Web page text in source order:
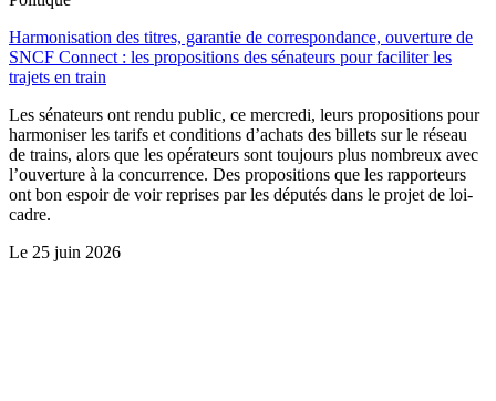
Harmonisation des titres, garantie de correspondance, ouverture de
SNCF Connect : les propositions des sénateurs pour faciliter les
trajets en train
Les sénateurs ont rendu public, ce mercredi, leurs propositions pour
harmoniser les tarifs et conditions d’achats des billets sur le réseau
de trains, alors que les opérateurs sont toujours plus nombreux avec
l’ouverture à la concurrence. Des propositions que les rapporteurs
ont bon espoir de voir reprises par les députés dans le projet de loi-
cadre.
Le 25 juin 2026